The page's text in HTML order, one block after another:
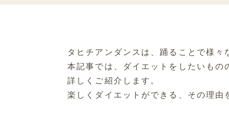
タヒチアンダンスは、踊ることで様
本記事では、ダイエットをしたいも
詳しくご紹介します。
楽しくダイエットができる、その理由